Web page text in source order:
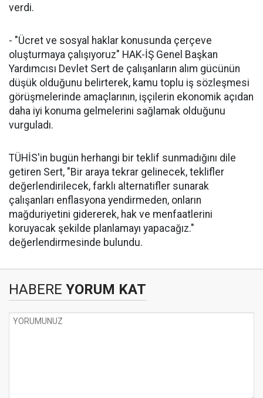
verdi.
- "Ücret ve sosyal haklar konusunda çerçeve
oluşturmaya çalışıyoruz" HAK-İŞ Genel Başkan
Yardımcısı Devlet Sert de çalışanların alım gücünün
düşük olduğunu belirterek, kamu toplu iş sözleşmesi
görüşmelerinde amaçlarının, işçilerin ekonomik açıdan
daha iyi konuma gelmelerini sağlamak olduğunu
vurguladı.
TÜHİS'in bugün herhangi bir teklif sunmadığını dile
getiren Sert, "Bir araya tekrar gelinecek, teklifler
değerlendirilecek, farklı alternatifler sunarak
çalışanları enflasyona yendirmeden, onların
mağduriyetini gidererek, hak ve menfaatlerini
koruyacak şekilde planlamayı yapacağız."
değerlendirmesinde bulundu.
HABERE YORUM KAT